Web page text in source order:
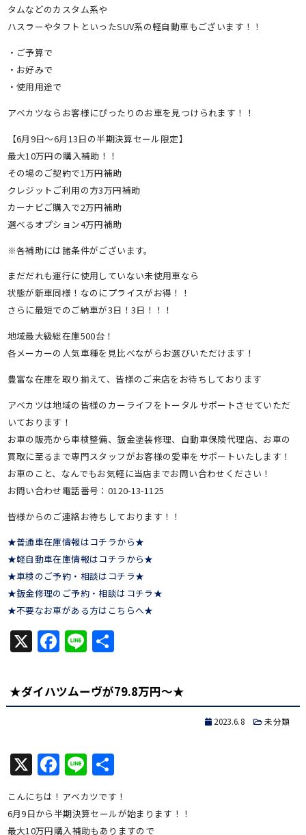
タムなどのカスタム系や
ハスラーやタフトといったSUV系の軽自動車もございます！！
・ご予算で
・お好みで
・使用用途で
アベカツならお客様にぴったりのお車を見つけられます！！
【6月9日～6月13日の半期決算セール限定】
最大10万円の購入補助！！
その場のご契約で1万円補助
クレジットご利用の方3万円補助
カーナビご購入で2万円補助
選べるオプション4万円補助
※各補助には諸条件がございます。
まだだれも運行に使用していない未使用車なら
状態が新車同様！なのにプライスがお得！！
さらに最短でのご納車が3日！3日！！！
地域最大級総在庫500台！
各メーカーの人気車種を見比べながらお選びいただけます！
豊富な在庫を取り揃えて、皆様のご来店をお待ちしております
アベカツは地域の皆様のカーライフをトータルサポートさせていただ
いております！
お車の販売から車検整備、鈑金塗装修理、自動車保険代理店、お車の
買取に至るまで専門スタッフがお客様の愛車をサポートいたします！
お車のこと、なんでもお気軽に当店までお問い合わせください！
お問い合わせ電話番号：0120-13-1125
皆様からのご連絡お待ちしております！！
★普通車在庫情報はコチラから★
★軽自動車在庫情報はコチラから★
★車検のご予約・相談はコチラ★
★鈑金修理のご予約・相談はコチラ★
★不要なお車がある方はこちらへ★
X Facebook
Line共
★ダイハツムーヴが79.8万円～★
2023.6.8 未分類
X Facebook
Line共
有
こんにちは！アベカツです！
6月9日から半期決算セールが始まります！！
最大10万円購入補助もありますので